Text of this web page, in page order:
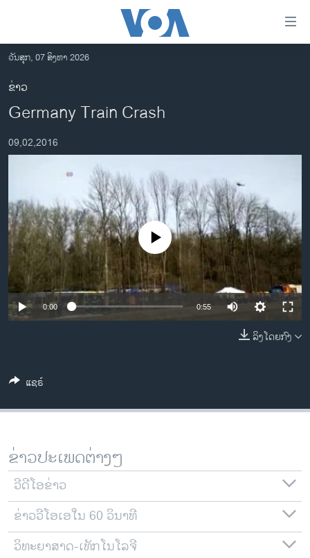
ເຂົ້າ
ຫາ
ຂ້າມ
ຂ້າມ
ໄປ
ອາເມຣິກາ
ການເລືອກຕັ້ງ ປະທານາທີບໍດີ ສະຫະລັດ 2024
ໂລກ
ເອເຊຍ
ອິດສະຫຼະພາບດ້ານການຂ່າວ
ຊີວິດຊາວລາວ
ຊຸມຊົນຊາວລາວ
ວິທະຍາສາດ-ເທັກໂນໂລຈີ
ພາສາອັງກິດ
ລາຍການກະຈາຍສຽງ
ລາຍງານ
ຕິດຕາມພວກເຮົາ ທີ່
ພາສາຕ່າງໆ
ວັນສຸກ, 07 ສິງຫາ 2026
ຂ່າວ
Germany Train Crash
09,02,2016
No media source currently available
0:00 0:55
ລິງໂດຍກົງ
ແຊຣ໌
ຂ່າວປະເພດຕ່າງໆ
ວີດີໂອຂ່າວ
ຂ່າວວີໂອເອໃນ 60 ວິນາທີ
ວິທະຍາສາດ-ເທັກໂນໂລຈີ